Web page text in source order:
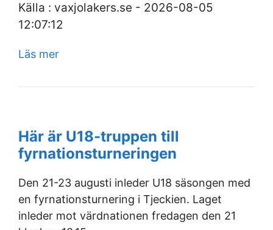
Källa : vaxjolakers.se - 2026-08-05
12:07:12
Läs mer
Här är U18-truppen till
fyrnationsturneringen
Den 21-23 augusti inleder U18 säsongen med
en fyrnationsturnering i Tjeckien. Laget
inleder mot värdnationen fredagen den 21